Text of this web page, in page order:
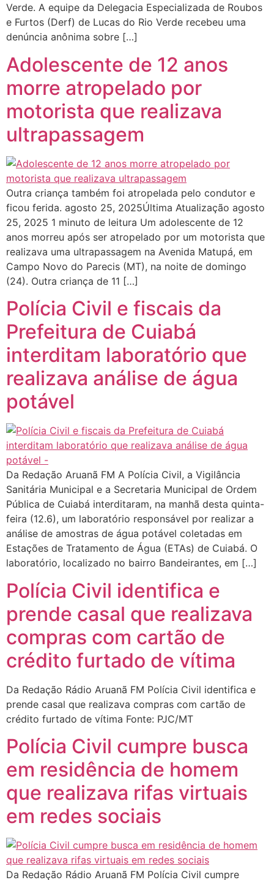
Verde. A equipe da Delegacia Especializada de Roubos
e Furtos (Derf) de Lucas do Rio Verde recebeu uma
denúncia anônima sobre […]
Adolescente de 12 anos
morre atropelado por
motorista que realizava
ultrapassagem
Outra criança também foi atropelada pelo condutor e
ficou ferida. agosto 25, 2025Última Atualização agosto
25, 2025 1 minuto de leitura Um adolescente de 12
anos morreu após ser atropelado por um motorista que
realizava uma ultrapassagem na Avenida Matupá, em
Campo Novo do Parecis (MT), na noite de domingo
(24). Outra criança de 11 […]
Polícia Civil e fiscais da
Prefeitura de Cuiabá
interditam laboratório que
realizava análise de água
potável
Da Redação Aruanã FM A Polícia Civil, a Vigilância
Sanitária Municipal e a Secretaria Municipal de Ordem
Pública de Cuiabá interditaram, na manhã desta quinta-
feira (12.6), um laboratório responsável por realizar a
análise de amostras de água potável coletadas em
Estações de Tratamento de Água (ETAs) de Cuiabá. O
laboratório, localizado no bairro Bandeirantes, em […]
Polícia Civil identifica e
prende casal que realizava
compras com cartão de
crédito furtado de vítima
Da Redação Rádio Aruanã FM Polícia Civil identifica e
prende casal que realizava compras com cartão de
crédito furtado de vítima Fonte: PJC/MT
Polícia Civil cumpre busca
em residência de homem
que realizava rifas virtuais
em redes sociais
Da Redação Rádio Aruanã FM Polícia Civil cumpre